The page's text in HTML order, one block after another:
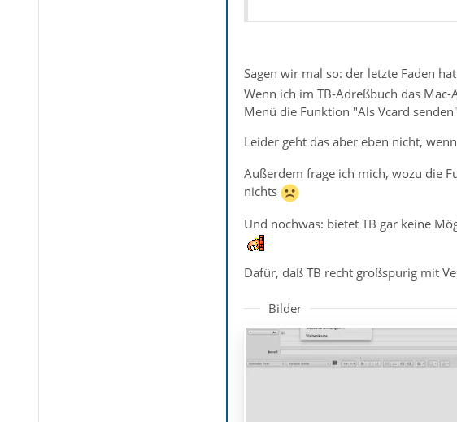
Sagen wir mal so: der letzte Faden
Wenn ich im TB-Adreßbuch das
Menü die Funktion "Als Vcard
Leider geht das aber eben nicht,
Außerdem frage ich mich, wozu die
nichts
Und nochwas: bietet TB gar keine
Dafür, daß TB recht großspurig mit
Bilder